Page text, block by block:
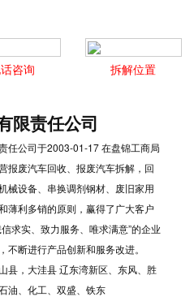
拆解位置
咨询
限责任公司
任公司于2003-01-17 在盘锦工商局
报废汽车回收、报废汽车拆解，回
械设备、串换调剂钢材、废旧家用
薄利多销的原则，赢得了广大客户
求实、致力服务、唯求满意”的企业
不断进行产品创新和服务改进。
县，大洼县 辽东湾新区、东风、胜
油、化工、双盛、铁东